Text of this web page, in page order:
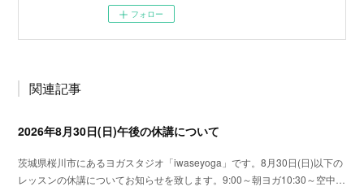
フォロー
関連記事
2026年8月30日(日)午後の休講について
茨城県桜川市にあるヨガスタジオ「iwaseyoga」です。8月30日(日)以下の
レッスンの休講についてお知らせを致します。9:00～朝ヨガ10:30～空中…